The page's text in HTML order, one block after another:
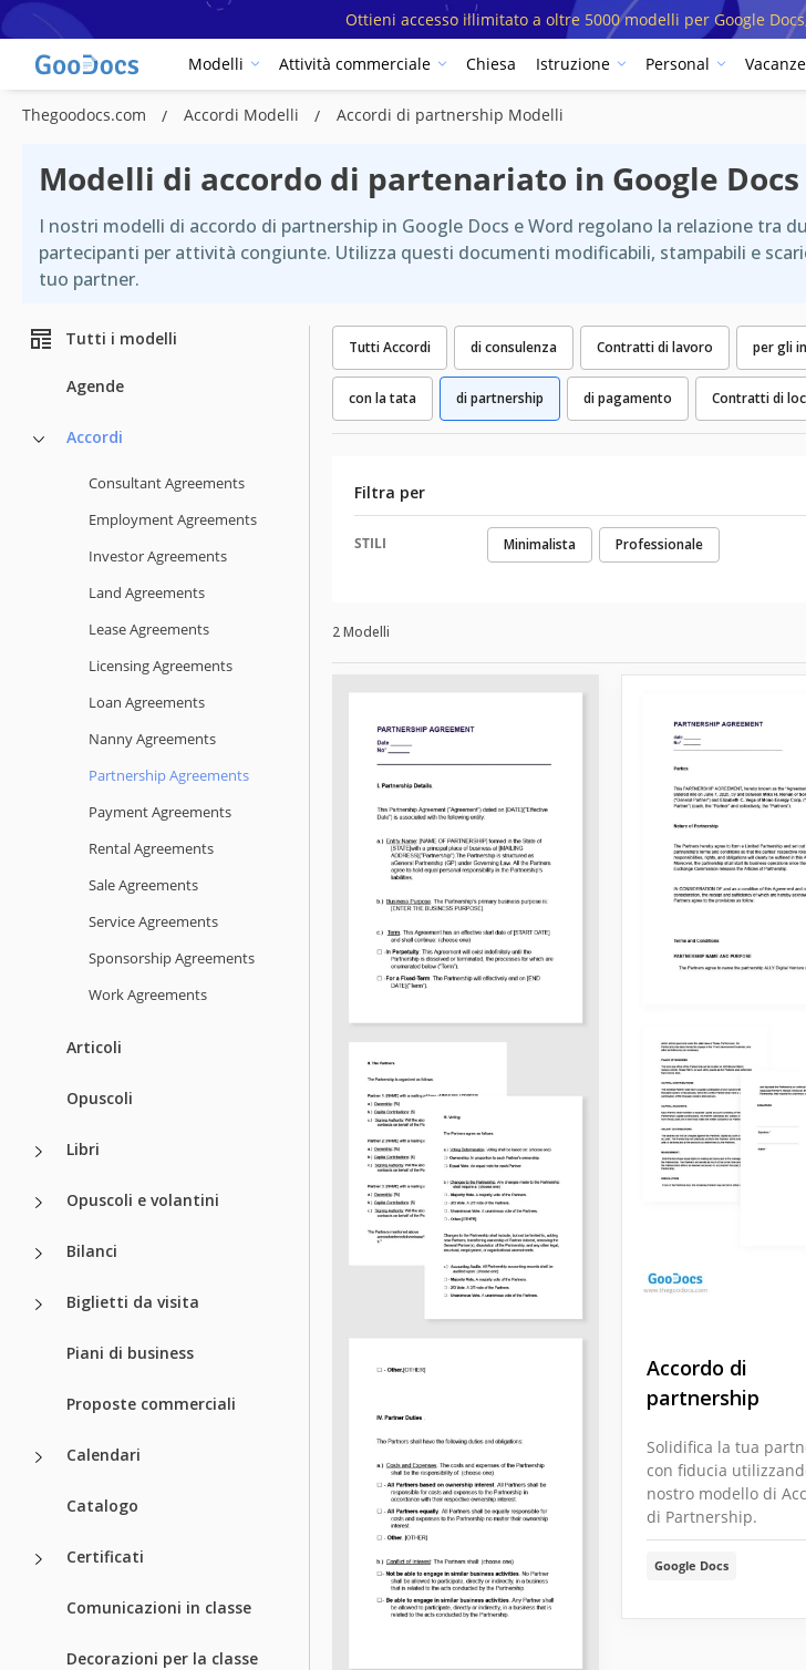
Ottieni accesso illimitato a oltre 5000 modelli per Google
Modelli Attività commerciale Chiesa Istruzione Personal Vacanze
Thegoodocs.com Accordi Modelli Accordi di partnership Modelli
Modelli di accordo di partenariato in Google
I nostri modelli di accordo di partnership in Google Docs e Word regolano la relazione tra
partecipanti per attività congiunte. Utilizza questi documenti modificabili, stampabili e
tuo partner.
Tutti i modelli
Agende
Accordi
Consultant Agreements
Employment Agreements
Investor Agreements
Land Agreements
Lease Agreements
Licensing Agreements
Loan Agreements
Nanny Agreements
Partnership Agreements
Payment Agreements
Rental Agreements
Sale Agreements
Service Agreements
Sponsorship Agreements
Work Agreements
Articoli
Opuscoli
Libri
Opuscoli e volantini
Bilanci
Biglietti da visita
Piani di business
Proposte commerciali
Calendari
Catalogo
Certificati
Comunicazioni in classe
Decorazioni per la classe
Tutti Accordi di consulenza Contratti di lavoro per gli
con la tata di partnership di pagamento Contratti di
Filtra per
STILI Minimalista Professionale
2 Modelli
Accordo di
partnership
Solidifica la tua
con fiducia
nostro modello di
di Partnership.
Google Docs